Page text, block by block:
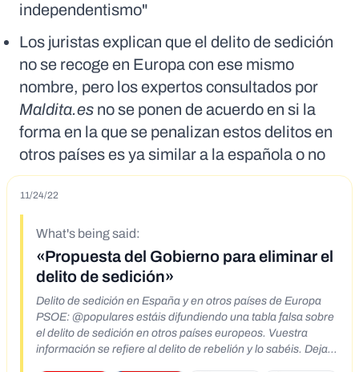
independentismo"
Los juristas explican que el delito de sedición
no se recoge en Europa con ese mismo
nombre, pero los expertos consultados por
Maldita.es no se ponen de acuerdo en si la
forma en la que se penalizan estos delitos en
otros países es ya similar a la española o no
11/24/22
What's being said:
«Propuesta del Gobierno para eliminar el
delito de sedición»
Delito de sedición en España y en otros países de Europa
PSOE: @populares estáis difundiendo una tabla falsa sobre
el delito de sedición en otros países europeos. Vuestra
información se refiere al delito de rebelión y lo sabéis. Dejad